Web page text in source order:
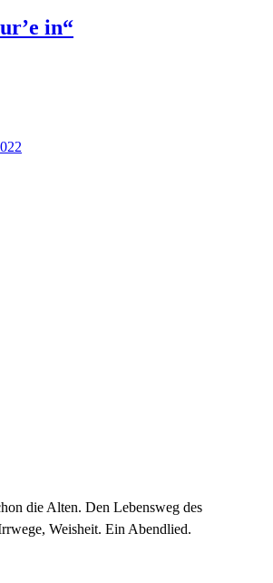
in“
die Alten. Den Lebensweg des
Weisheit. Ein Abendlied.